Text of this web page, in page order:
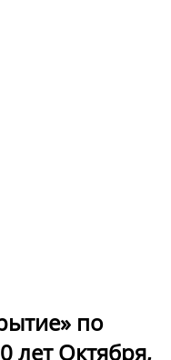
по
лет Октября,